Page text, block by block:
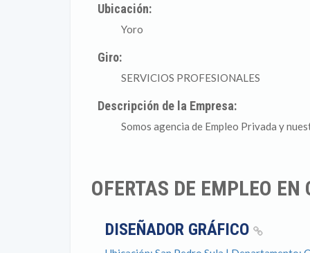
Ubicación:
Yoro
Giro:
SERVICIOS PROFESIONALES
Descripción de la Empresa:
Somos agencia de Empleo Privada y
OFERTAS DE EMPLEO
DISEÑADOR GRÁFICO